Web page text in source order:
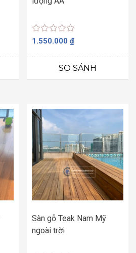
Được
hạng
sao
1.550.000₫
SO SÁNH
Sàn gỗ Teak Nam Mỹ
ngoài trời